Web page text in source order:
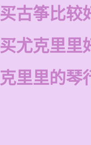
古筝比较
尤克里里
里里的琴